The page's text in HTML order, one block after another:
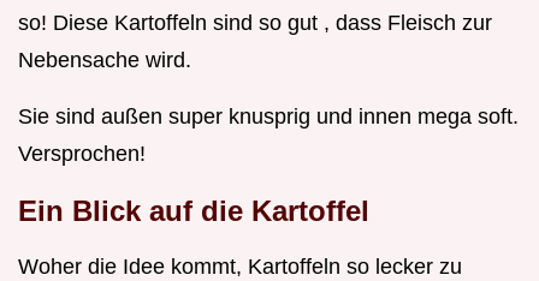
so! Diese Kartoffeln sind so gut , dass Fleisch zur
Nebensache wird.
Sie sind außen super knusprig und innen mega soft.
Versprochen!
Ein Blick auf die Kartoffel
Woher die Idee kommt, Kartoffeln so lecker zu